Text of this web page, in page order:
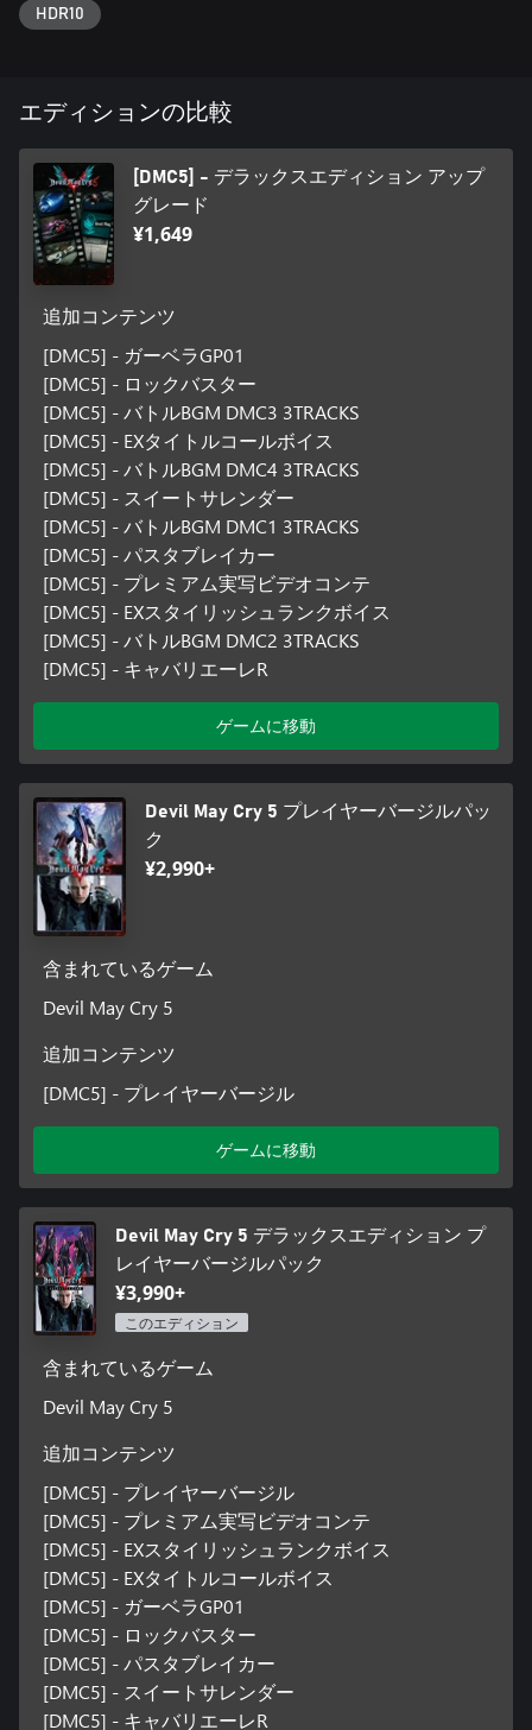
HDR10
エディションの比較
[DMC5] - デラックスエディション アップ
グレード
¥1,649
追加コンテンツ
[DMC5] - ガーベラGP01
[DMC5] - ロックバスター
[DMC5] - バトルBGM DMC3 3TRACKS
[DMC5] - EXタイトルコールボイス
[DMC5] - バトルBGM DMC4 3TRACKS
[DMC5] - スイートサレンダー
[DMC5] - バトルBGM DMC1 3TRACKS
[DMC5] - パスタブレイカー
[DMC5] - プレミアム実写ビデオコンテ
[DMC5] - EXスタイリッシュランクボイス
[DMC5] - バトルBGM DMC2 3TRACKS
[DMC5] - キャバリエーレR
ゲームに移動
Devil May Cry 5 プレイヤーバージルパッ
ク
¥2,990+
含まれているゲーム
Devil May Cry 5
追加コンテンツ
[DMC5] - プレイヤーバージル
ゲームに移動
Devil May Cry 5 デラックスエディション プ
レイヤーバージルパック
¥3,990+
このエディション
含まれているゲーム
Devil May Cry 5
追加コンテンツ
[DMC5] - プレイヤーバージル
[DMC5] - プレミアム実写ビデオコンテ
[DMC5] - EXスタイリッシュランクボイス
[DMC5] - EXタイトルコールボイス
[DMC5] - ガーベラGP01
[DMC5] - ロックバスター
[DMC5] - パスタブレイカー
[DMC5] - スイートサレンダー
[DMC5] - キャバリエーレR